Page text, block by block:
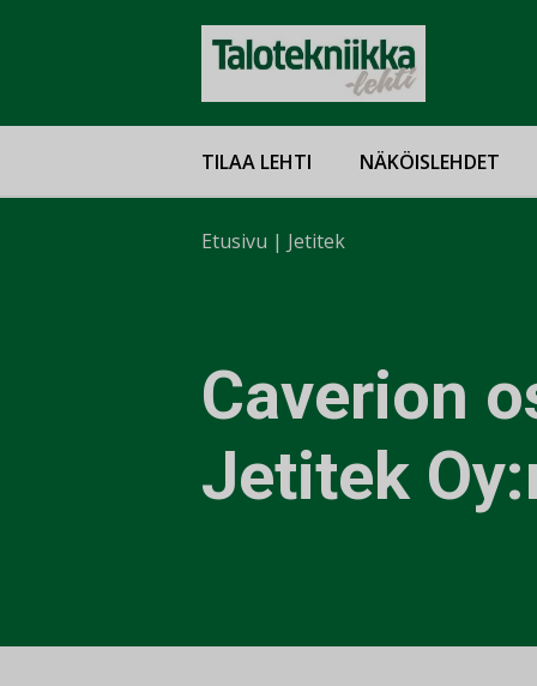
TILAA LEHTI NÄKÖISLEHDET
Etusivu | Jetitek
Caverion
Jetitek